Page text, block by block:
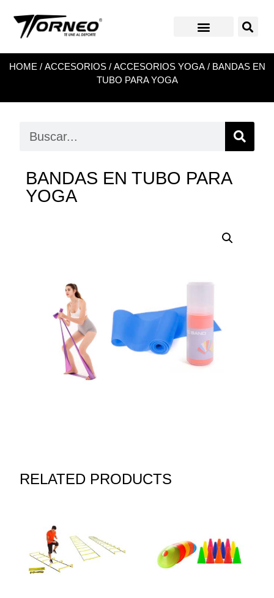
HOME / ACCESORIOS/ ACCESORIOS YOGA/ BANDAS EN
TUBO PARA YOGA
BANDAS EN TUBO PARA
YOGA
RELATED PRODUCTS